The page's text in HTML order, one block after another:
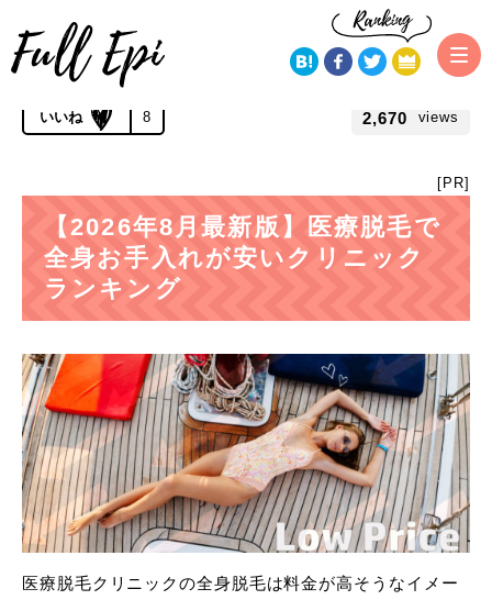
トップページ 【最新版】医療脱毛ランキング
公開 2019.11.13 | 更新 2021.03.18
8 2,670 views
[PR]
【2026年8月最新版】医療脱毛で
全身お手入れが安いクリニック
ランキング
医療脱毛クリニックの全身脱毛は料金が高そうなイメー